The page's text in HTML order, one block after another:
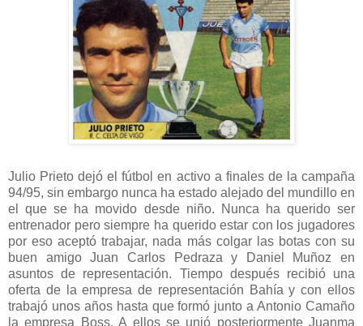
Julio Prieto dejó el fútbol en activo a finales de la campaña
94/95, sin embargo nunca ha estado alejado del mundillo en
el que se ha movido desde niño. Nunca ha querido ser
entrenador pero siempre ha querido estar con los jugadores
por eso aceptó trabajar, nada más colgar las botas con su
buen amigo Juan Carlos Pedraza y Daniel Muñoz en
asuntos de representación. Tiempo después recibió una
oferta de la empresa de representación Bahía y con ellos
trabajó unos años hasta que formó junto a Antonio Camaño
la empresa Boss. A ellos se unió posteriormente Juanma